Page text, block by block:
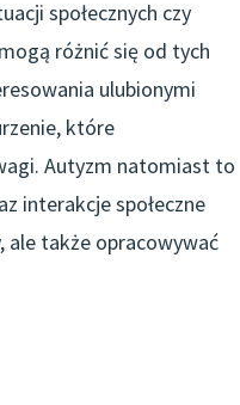
społecznych czy
różnić się od tych
ulubionymi
które
Autyzm natomiast to
interakcje społeczne
ale także opracowywać